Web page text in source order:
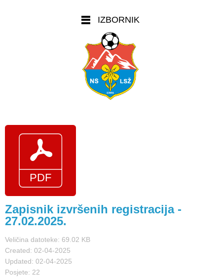
IZBORNIK
Zapisnik izvršenih registracija -
27.02.2025.
Veličina datoteke: 69.02 KB
Created: 02-04-2025
Updated: 02-04-2025
Posjete: 22